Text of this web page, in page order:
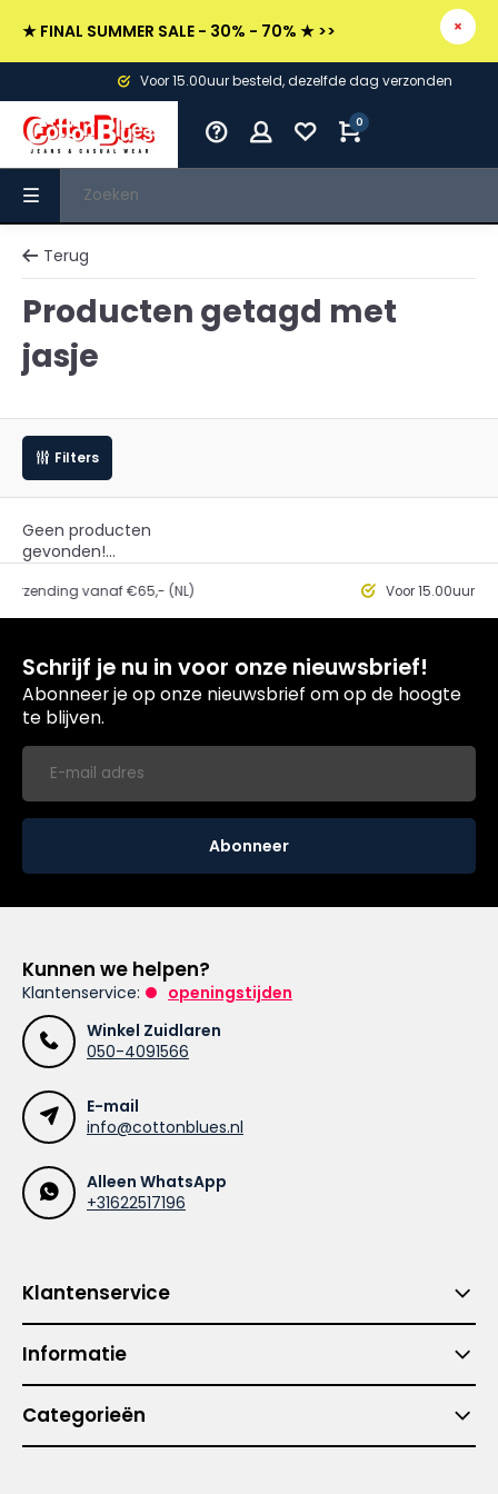
★ FINAL SUMMER SALE - 30% - 70% ★ >>
Voor 15.00uur besteld, dezelfde dag verzonden
0
Terug
Producten getagd met
jasje
Filters
Geen producten
gevonden!...
vanaf €65,- (NL) Voor 15.00uur besteld,
Schrijf je nu in voor onze nieuwsbrief!
Abonneer je op onze nieuwsbrief om op de hoogte
te blijven.
Abonneer
Kunnen we helpen?
Klantenservice:
openingstijden
Winkel Zuidlaren
050-4091566
E-mail
info@cottonblues.nl
Alleen WhatsApp
+31622517196
Klantenservice
Informatie
Categorieën